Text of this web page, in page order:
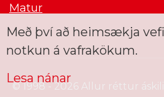
Matur
© 1998 - 2026 Allur réttur
Með því að heimsækja
notkun á vafrakökum.
Lesa nánar